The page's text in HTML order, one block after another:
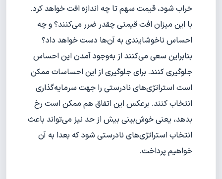
خراب شود، قیمت سهم تا چه اندازه افت خواهد کرد.
با این میزان افت قیمتی چقدر ضرر می‌کنند؟ و چه
احساس ناخوشایندی به آن‌ها دست خواهد داد؟
بنابراین سعی می‌کنند از به‌وجود آمدن این احساس
جلوگیری کنند. برای جلوگیری از این احساسات ممکن
است استراتژی‌های نادرستی را جهت سرمایه‌گذاری
انتخاب کنند. برعکس این اتفاق هم ممکن است رخ
بدهد، یعنی خوش‌بینی بیش از حد نیز می‌تواند باعث
انتخاب استراتژی‌های نادرستی شود که بعدا به آن
خواهیم پرداخت.